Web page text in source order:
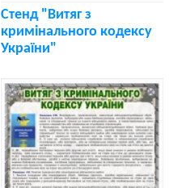
Стенд "Витяг з
кримінального кодексу
України"